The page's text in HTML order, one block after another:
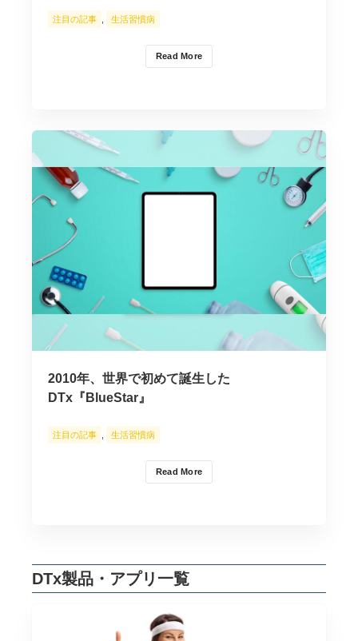
Read More
注目の記事 生活習慣病
2010年、世界で初めて誕生した
DTx『BlueStar』
Read More
注目の記事 生活習慣病
DTx製品・アプリ一覧